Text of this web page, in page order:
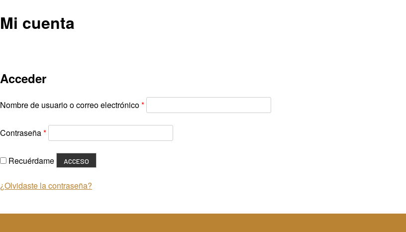
Mi cuenta
Acceder
Nombre de usuario o correo electrónico*
Contraseña*
Recuérdame ACCESO
¿Olvidaste la contraseña?